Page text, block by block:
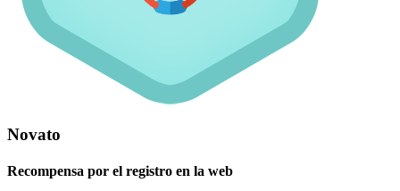
Novato
Recompensa por el registro en la web